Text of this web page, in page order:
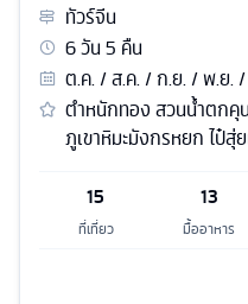
ทัวร์จีน
6วัน5 คืน
ต.ค. / ส.ค. / ก.ย. / พ.ย.
ตำหนักทอง สวนน้ำตกคุ
ภูเขาหิมะมังกรหยก ไป๋สุ่
15
ที่เที่ยว
13
มื้ออาหาร